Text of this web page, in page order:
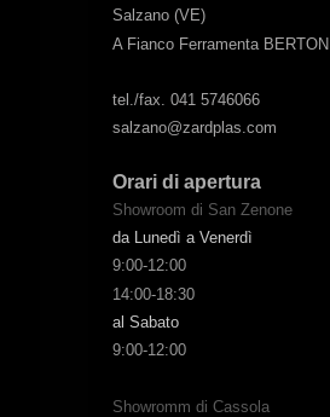
Salzano (VE)
A Fianco Ferramenta BERTON
tel./fax. 041 5746066
salzano@zardplas.com
Orari di apertura
Showroom di San Zenone
da Lunedì a Venerdì
9:00-12:00
14:00-18:30
al Sabato
9:00-12:00
Showromm di Cassola